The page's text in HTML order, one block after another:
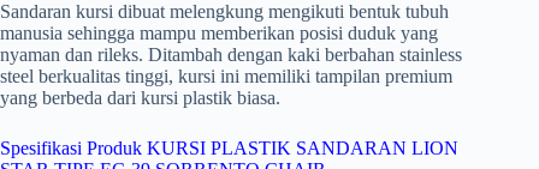
Sandaran kursi dibuat melengkung mengikuti bentuk tubuh
manusia sehingga mampu memberikan posisi duduk yang
nyaman dan rileks. Ditambah dengan kaki berbahan stainless
steel berkualitas tinggi, kursi ini memiliki tampilan premium
yang berbeda dari kursi plastik biasa.
Spesifikasi Produk KURSI PLASTIK SANDARAN LION